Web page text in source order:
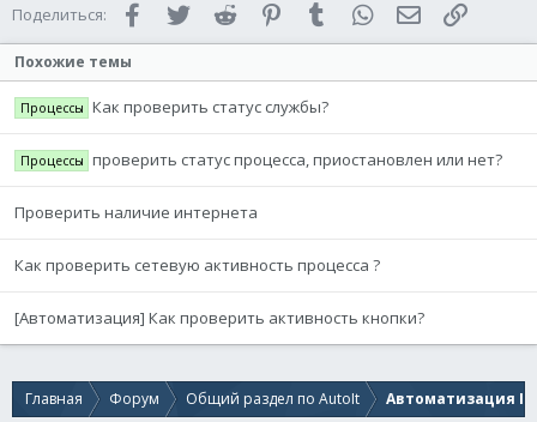
Поделиться: FacebookTwitter Reddit PinterestTumblr WhatsAppЭлектронная
Похожие темы
Процессы Как проверить статус службы?
Процессы проверить статус процесса, приостановлен или нет?
Проверить наличие интернета
Как проверить сетевую активность процесса ?
[Автоматизация] Как проверить активность кнопки?
Главная Форум Общий раздел по AutoIt Автоматизация